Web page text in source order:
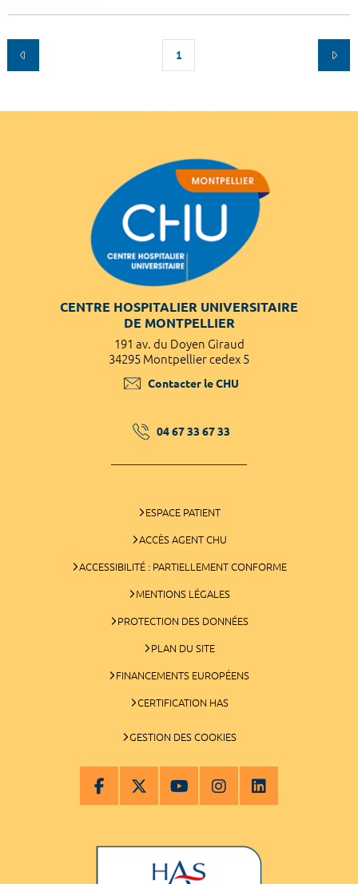
1
CENTRE HOSPITALIER UNIVERSITAIRE
DE MONTPELLIER
191 av. du Doyen Giraud
34295 Montpellier cedex 5
Contacter le CHU
04 67 33 67 33
ESPACE PATIENT
ACCÈS AGENT CHU
ACCESSIBILITÉ : PARTIELLEMENT CONFORME
MENTIONS LÉGALES
PROTECTION DES DONNÉES
PLAN DU SITE
FINANCEMENTS EUROPÉENS
CERTIFICATION HAS
GESTION DES COOKIES